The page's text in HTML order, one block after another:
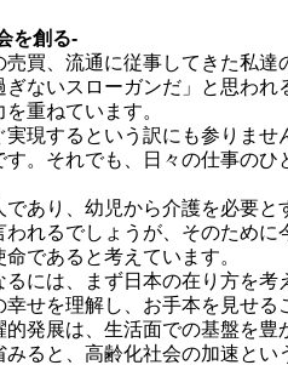
を創る-
買、流通に従事してきた私達
ないスローガンだ」
と思われ
重ねています。
現するという訳にも参りませ
。 それでも、日々の仕事のひ
あり、幼児から介護を必要と
れるでしょうが、そのため
であると考えています。
には、まず日本の在り方を考
せを理解し、お手本を見せる
発展は、生活面での基盤を豊
ると、高齢化社会の加速とい